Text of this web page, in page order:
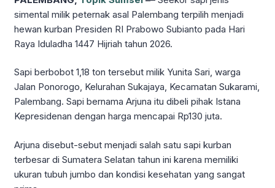
simental milik peternak asal Palembang terpilih menjadi
hewan kurban Presiden RI Prabowo Subianto pada Hari
Raya Iduladha 1447 Hijriah tahun 2026.
Sapi berbobot 1,18 ton tersebut milik Yunita Sari, warga
Jalan Ponorogo, Kelurahan Sukajaya, Kecamatan Sukarami,
Palembang. Sapi bernama Arjuna itu dibeli pihak Istana
Kepresidenan dengan harga mencapai Rp130 juta.
Arjuna disebut-sebut menjadi salah satu sapi kurban
terbesar di Sumatera Selatan tahun ini karena memiliki
ukuran tubuh jumbo dan kondisi kesehatan yang sangat